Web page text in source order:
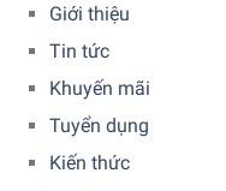
Với bấy nhiêu ưu điểm
xay coffee này!
Giới thiệu
Tin tức
Khuyến mãi
Tuyển dụng
Kiến thức